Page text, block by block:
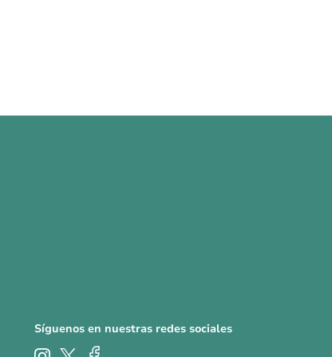
Síguenos en nuestras redes sociales